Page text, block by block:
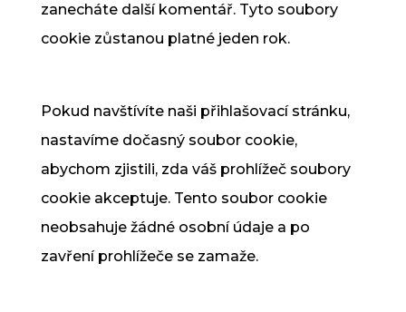
zanecháte další komentář. Tyto soubory
cookie zůstanou platné jeden rok.
Pokud navštívíte naši přihlašovací stránku,
nastavíme dočasný soubor cookie,
abychom zjistili, zda váš prohlížeč soubory
cookie akceptuje. Tento soubor cookie
neobsahuje žádné osobní údaje a po
zavření prohlížeče se zamaže.